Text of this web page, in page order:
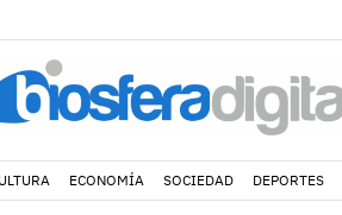
ECONOMÍA SOCIEDAD DEPORTES